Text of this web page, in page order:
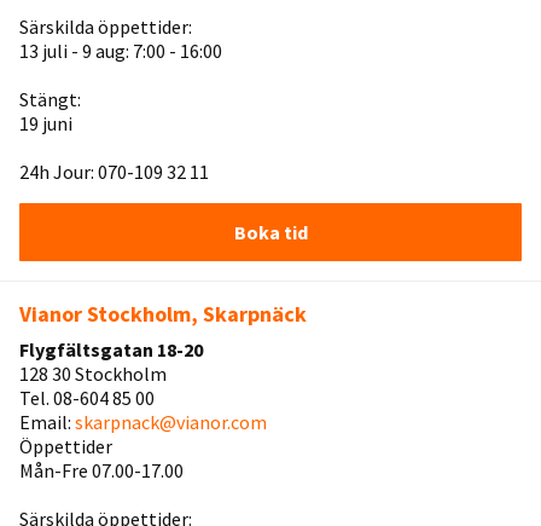
Särskilda öppettider:
13 juli - 9 aug: 7:00 - 16:00
Stängt:
19 juni
24h Jour: 070-109 32 11
Boka tid
Vianor Stockholm, Skarpnäck
Flygfältsgatan 18-20
128 30 Stockholm
Tel. 08-604 85 00
Email: skarpnack@vianor.com
Öppettider
Mån-Fre 07.00-17.00
Särskilda öppettider: